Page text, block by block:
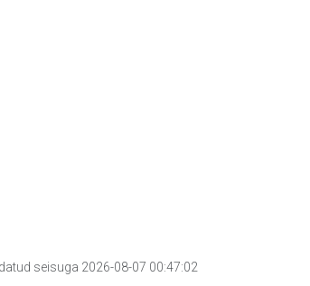
seisuga 2026-08-07 00:47:02